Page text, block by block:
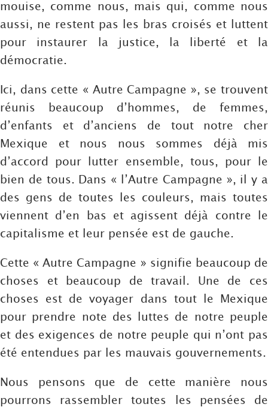
mouise, comme nous, mais qui, comme nous
aussi, ne restent pas les bras croisés et luttent
pour instaurer la justice, la liberté et la
démocratie.
Ici, dans cette « Autre Campagne », se trouvent
réunis beaucoup d’hommes, de femmes,
d’enfants et d’anciens de tout notre cher
Mexique et nous nous sommes déjà mis
d’accord pour lutter ensemble, tous, pour le
bien de tous. Dans « l’Autre Campagne », il y a
des gens de toutes les couleurs, mais toutes
viennent d’en bas et agissent déjà contre le
capitalisme et leur pensée est de gauche.
Cette « Autre Campagne » signifie beaucoup de
choses et beaucoup de travail. Une de ces
choses est de voyager dans tout le Mexique
pour prendre note des luttes de notre peuple
et des exigences de notre peuple qui n’ont pas
été entendues par les mauvais gouvernements.
Nous pensons que de cette manière nous
pourrons rassembler toutes les pensées de